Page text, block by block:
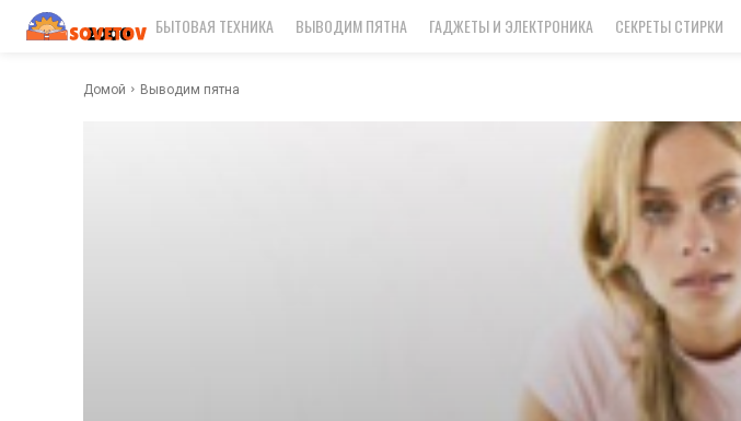
БЫТОВАЯ ТЕХНИКА ВЫВОДИМ ПЯТНА ГАДЖЕТЫ И ЭЛЕКТРОНИКА СЕКРЕТЫ СТИРКИ
Домой Выводим пятна